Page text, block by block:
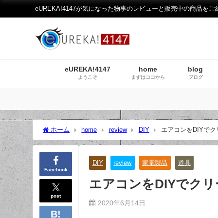
eUREKA!4147が気になった物事のレビューと販売中の商品をご
eUREKA!4147
ようこそ
home
まずはココから
blog
ブログ
ホーム home review DIY エアコンをDIYで
Facebook
post
DIY review 家電製品 道具
エアコンをDIYでク
2020年6月14日